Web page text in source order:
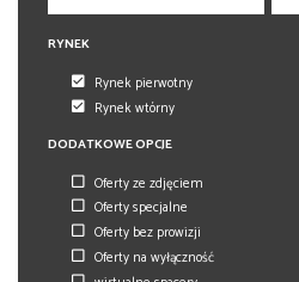
RYNEK
Rynek pierwotny
Rynek wtórny
DODATKOWE OPCJE
Oferty ze zdjęciem
Oferty specjalne
Oferty bez prowizji
Oferty na wyłączność